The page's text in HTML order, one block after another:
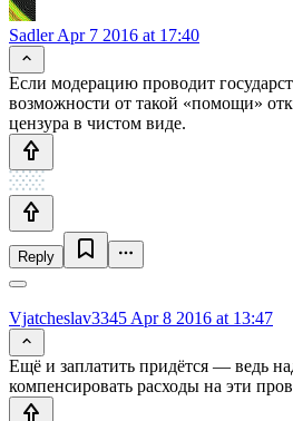
SadlerApr 7 2016 at 17:40
Если модерацию проводит
возможности от такой «помощи»
цензура в чистом виде.
Reply
Vjatcheslav3345 Apr 8 2016 at 13:47
Ещё и заплатить придётся — ведь
компенсировать расходы на эти